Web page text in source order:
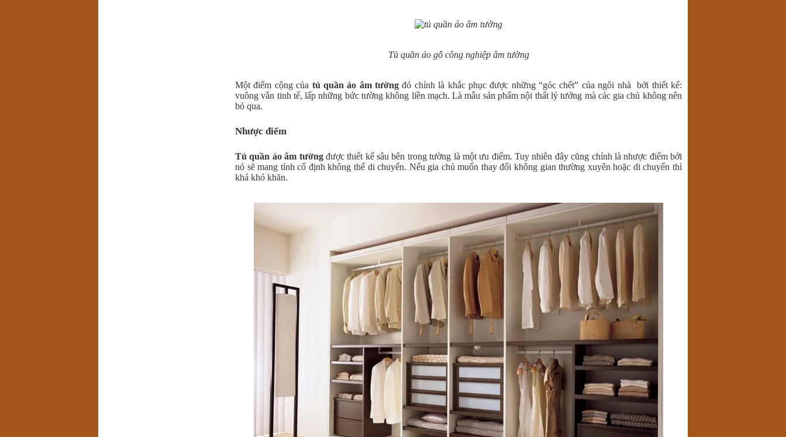
Tủ quần áo gỗ công nghiệp âm tường
Một điểm cộng của tủ quần áo âm tường đó chính là khắc phục được những “góc chết” của ngôi nhà bởi thiết kế:
vuông vắn tinh tế, lấp những bức tường không liền mạch. Là mẫu sản phẩm nội thất lý tưởng mà các gia chủ không nên
bỏ qua.
Nhược điểm
Tủ quần áo âm tường được thiết kế sâu bên trong tường là một ưu điểm. Tuy nhiên đây cũng chính là nhược điểm bởi
nó sẽ mang tính cố định không thể di chuyển. Nếu gia chủ muốn thay đổi không gian thường xuyên hoặc di chuyển thì
khá khó khăn.